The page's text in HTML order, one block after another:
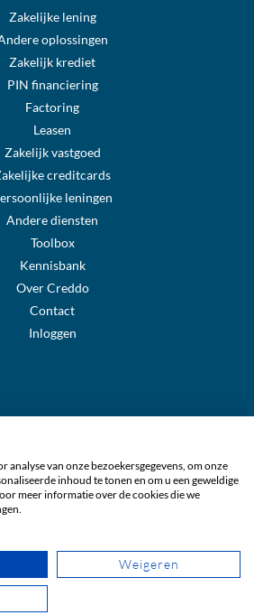
Zakelijke lening
oplossingen
Zakelijk krediet
PIN financiering
Factoring
Leasen
Zakelijk vastgoed
creditcards
leningen
Andere diensten
Toolbox
Kennisbank
Over Creddo
Contact
Inloggen
Creddo Sverige
Creddo Nederland
analyse van onze bezoekersgegevens, om onze
inhoud te tonen en om u een geweldige
meer informatie over de cookies die we
Weigeren